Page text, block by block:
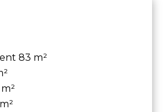
83 m²